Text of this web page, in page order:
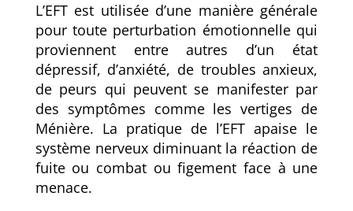
L’EFT est utilisée d’une manière générale
pour toute perturbation émotionnelle qui
proviennent entre autres d’un état
dépressif, d’anxiété, de troubles anxieux,
de peurs qui peuvent se manifester par
des symptômes comme les vertiges de
Ménière. La pratique de l’EFT apaise le
système nerveux diminuant la réaction de
fuite ou combat ou figement face à une
menace.